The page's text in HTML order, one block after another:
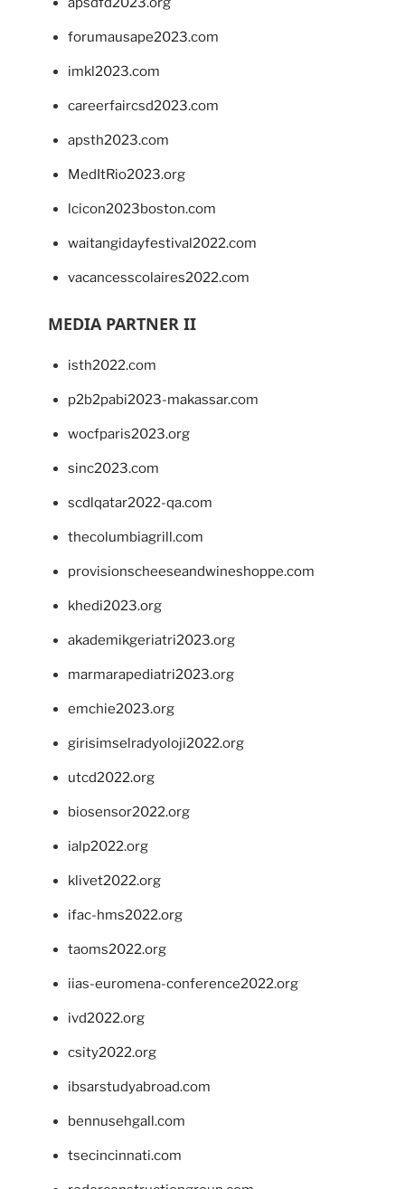
forumausape2023.com
imkl2023.com
careerfaircsd2023.com
apsth2023.com
MedItRio2023.org
lcicon2023boston.com
waitangidayfestival2022.com
vacancesscolaires2022.com
MEDIA PARTNER II
isth2022.com
p2b2pabi2023-makassar.com
wocfparis2023.org
sinc2023.com
scdlqatar2022-qa.com
thecolumbiagrill.com
provisionscheeseandwineshoppe.com
khedi2023.org
akademikgeriatri2023.org
marmarapediatri2023.org
emchie2023.org
girisimselradyoloji2022.org
utcd2022.org
biosensor2022.org
ialp2022.org
klivet2022.org
ifac-hms2022.org
taoms2022.org
iias-euromena-conference2022.org
ivd2022.org
csity2022.org
ibsarstudyabroad.com
bennusehgall.com
tsecincinnati.com